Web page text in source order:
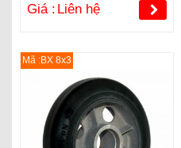
Giá : Liên hệ
Mã :BX 8x3